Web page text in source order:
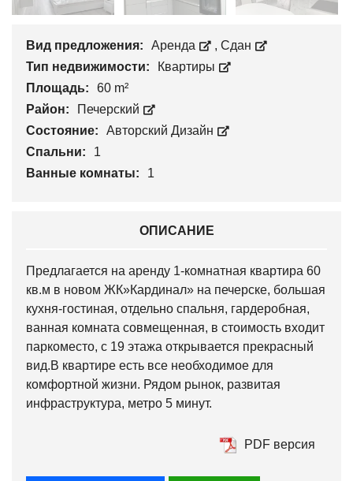
Вид предложения: Аренда , Сдан
Тип недвижимости:
Квартиры
Площадь:
60 m²
Район:
Печерский
Состояние:
Авторский Дизайн
Спальни:
1
Ванные комнаты:
1
ОПИСАНИЕ
Предлагается на аренду 1-комнатная квартира 60
кв.м в новом ЖК»Кардинал» на печерске, большая
кухня-гостиная, отдельно спальня, гардеробная,
ванная комната совмещенная, в стоимость входит
паркоместо, с 19 этажа открывается прекрасный
вид.В квартире есть все необходимое для
комфортной жизни. Рядом рынок, развитая
инфраструктура, метро 5 минут.
PDF версия